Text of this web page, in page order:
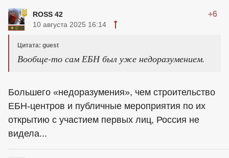
ROSS 42 +6
10 августа 2025 16:14
Цитата: guest
Вообще-то сам ЕБН был уже недоразумением.
Большего «недоразумения», чем строительство
ЕБН-центров и публичные мероприятия по их
открытию с участием первых лиц, Россия не
видела...